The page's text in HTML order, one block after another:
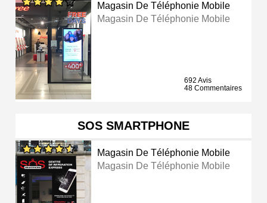
Magasin De Téléphonie Mobile
Magasin De Téléphonie Mobile
692 Avis
48 Commentaires
SOS SMARTPHONE
Magasin De Téléphonie Mobile
Magasin De Téléphonie Mobile